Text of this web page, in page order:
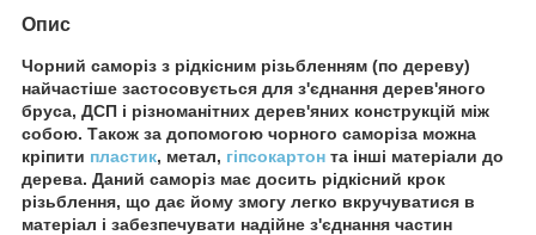
Опис
Чорний саморіз з рідкісним різьбленням (по дереву)
найчастіше застосовується для з'єднання дерев'яного
бруса, ДСП і різноманітних дерев'яних конструкцій між
собою. Також за допомогою чорного саморіза можна
кріпити пластик, метал, гіпсокартон та інші матеріали до
дерева. Даний саморіз має досить рідкісний крок
різьблення, що дає йому змогу легко вкручуватися в
матеріал і забезпечувати надійне з'єднання частин